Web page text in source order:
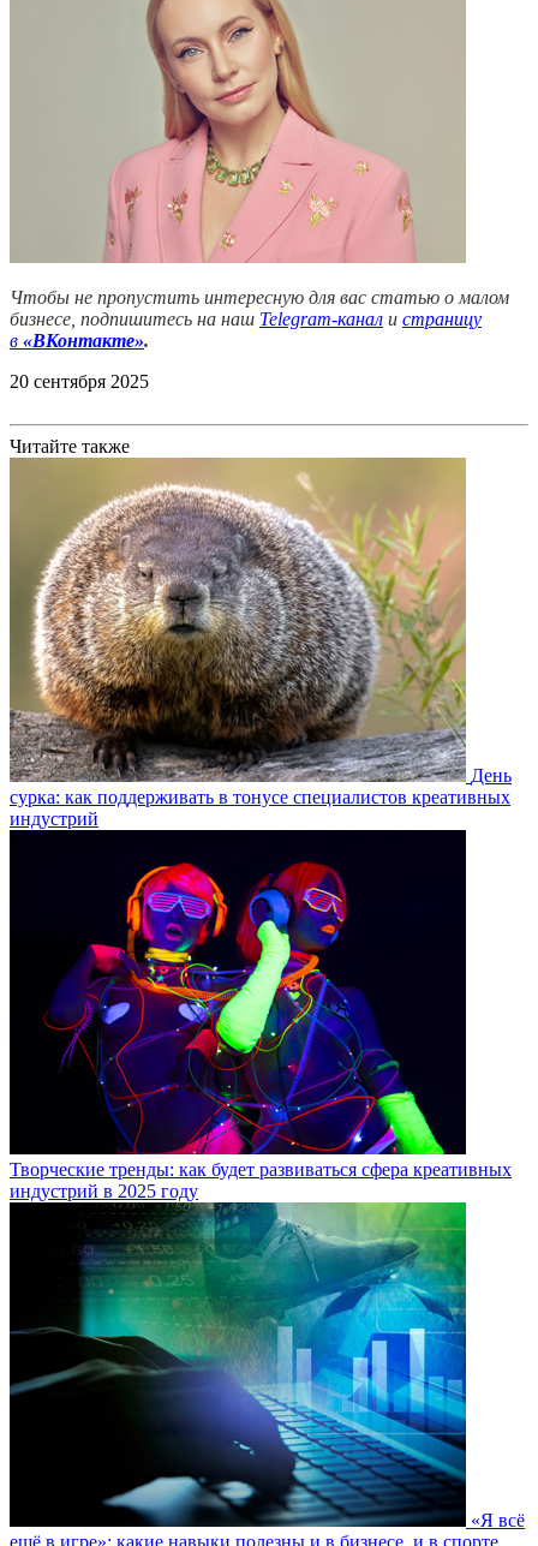
Чтобы не пропустить интересную для вас статью о малом
бизнесе, подпишитесь на наш Telegram-канал и страницу
в «ВКонтакте».
20 сентября 2025
Читайте также
День
сурка: как поддерживать в тонусе специалистов креативных
индустрий
Творческие тренды: как будет развиваться сфера креативных
индустрий в 2025 году
«Я всё
ещё в игре»: какие навыки полезны и в бизнесе, и в спорте